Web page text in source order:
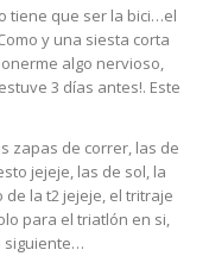
tiene que ser la bici…el
y una siesta corta
algo nervioso,
3 días antes!. Este
zapas de correr, las de
jejeje, las de sol, la
la t2 jejeje, el tritraje
para el triatlón en si,
siguiente…